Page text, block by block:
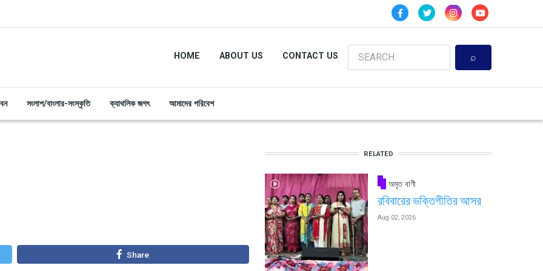
HOME ABOUT US CONTACT US Search
সংলাপ/বাংলার-সংস্কৃতি ক্যাথলিক জগৎ আমাদের পরিবেশ
Share
RELATED
অমৃত বাণী
রবিবারের ভক্তিগীতির আসর
Aug 02, 2026